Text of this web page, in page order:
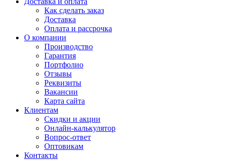
Как сделать заказ
Доставка
Оплата и рассрочка
О компании
Производство
Гарантия
Портфолио
Отзывы
Реквизиты
Вакансии
Карта сайта
Клиентам
Скидки и акции
Онлайн-калькулятор
Вопрос-ответ
Оптовикам
Контакты